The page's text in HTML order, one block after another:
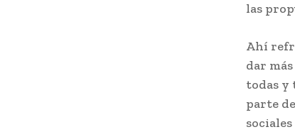
las
Ahí
dar
todas y
parte